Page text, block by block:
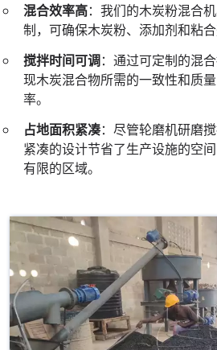
混合效率高：我们的木炭粉混合
制，可确保木炭粉、添加剂和粘合
搅拌时间可调：通过可定制的混
现木炭混合物所需的一致性和质
率。
占地面积紧凑：尽管轮磨机研磨
紧凑的设计节省了生产设施的空
有限的区域。